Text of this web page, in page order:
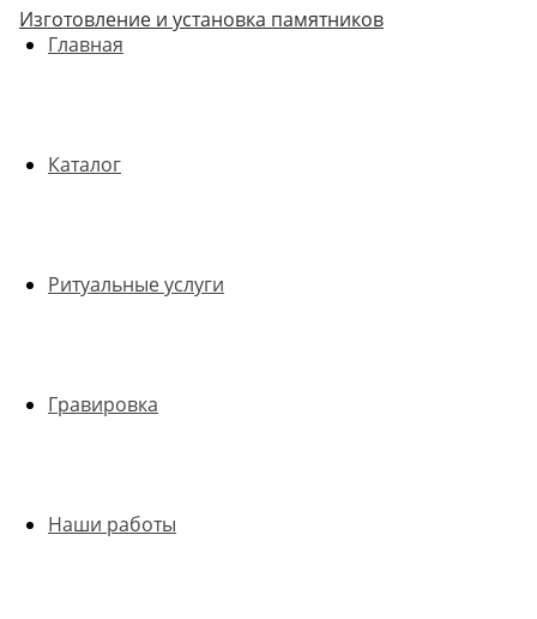
Главная
Каталог
Ритуальные услуги
Гравировка
Наши работы